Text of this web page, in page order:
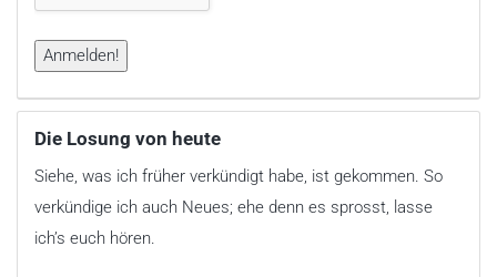
Die Losung von heute
Siehe, was ich früher verkündigt habe, ist gekommen. So
verkündige ich auch Neues; ehe denn es sprosst, lasse
ich’s euch hören.